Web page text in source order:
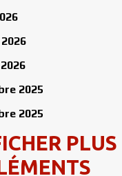
2025
2025
2025
2025
PLUS